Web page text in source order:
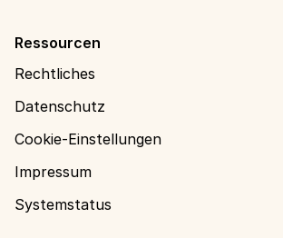
Ressourcen
Rechtliches
Datenschutz
Cookie-Einstellungen
Impressum
Systemstatus